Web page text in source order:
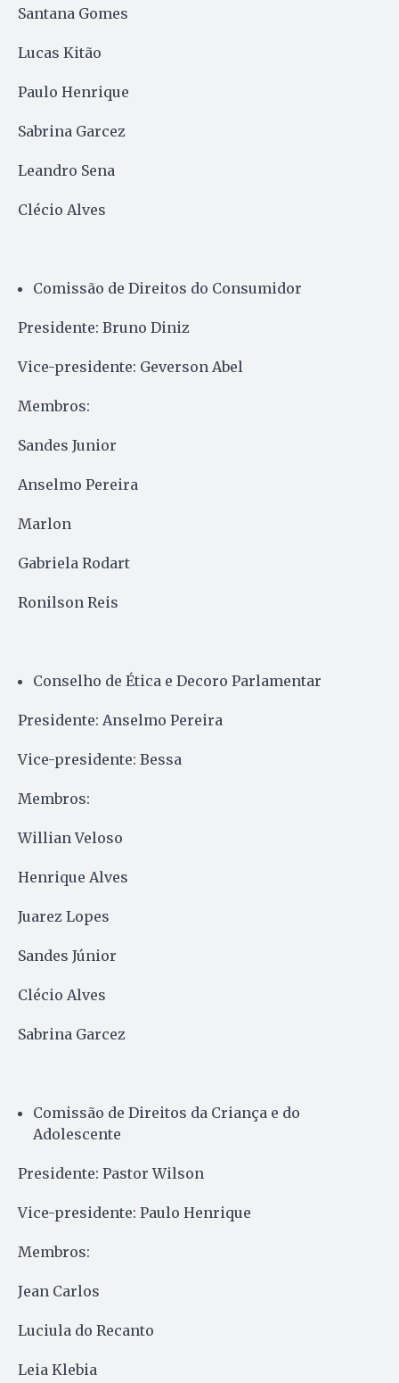
Santana Gomes
Lucas Kitão
Paulo Henrique
Sabrina Garcez
Leandro Sena
Clécio Alves
Comissão de Direitos do Consumidor
Presidente: Bruno Diniz
Vice-presidente: Geverson Abel
Membros:
Sandes Junior
Anselmo Pereira
Marlon
Gabriela Rodart
Ronilson Reis
Conselho de Ética e Decoro Parlamentar
Presidente: Anselmo Pereira
Vice-presidente: Bessa
Membros:
Willian Veloso
Henrique Alves
Juarez Lopes
Sandes Júnior
Clécio Alves
Sabrina Garcez
Comissão de Direitos da Criança e do
Adolescente
Presidente: Pastor Wilson
Vice-presidente: Paulo Henrique
Membros:
Jean Carlos
Luciula do Recanto
Leia Klebia